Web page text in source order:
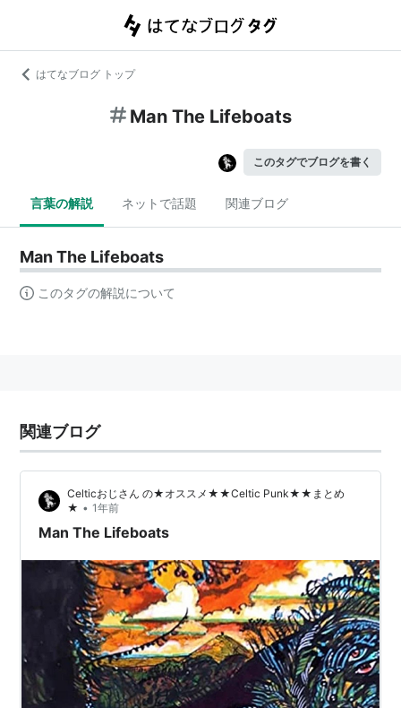
はてなブログ トップ
Man The Lifeboats
このタグでブログを書く
言葉の解説 ネットで話題 関連ブログ
Man The Lifeboats
このタグの解説について
関連ブログ
Celticおじさん の★オススメ★★Celtic Punk★★まとめ
★ • 1年前
Man The Lifeboats